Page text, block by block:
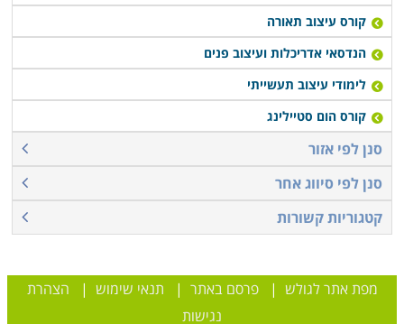
קורס עיצוב תאורה
הנדסאי אדריכלות ועיצוב פנים
לימודי עיצוב תעשייתי
קורס הום סטיילינג
סנן לפי אזור
סנן לפי סיווג אחר
קטגוריות קשורות
מפת אתר לגולש |פרסם באתר | תנאי שימוש | הצהרת
נגישות